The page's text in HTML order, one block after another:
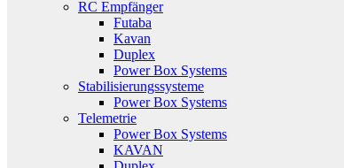
RC Empfänger
Futaba
Kavan
Duplex
Power Box Systems
Stabilisierungssysteme
Power Box Systems
Telemetrie
Power Box Systems
KAVAN